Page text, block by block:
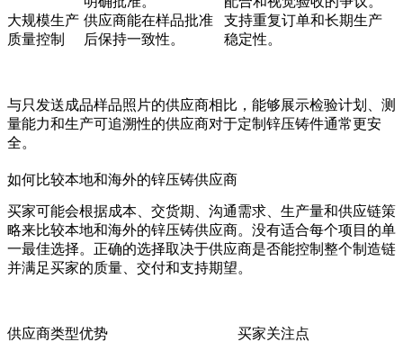
大规模生产
质量控制
供应商能在样品批准
后保持一致性。
支持重复订单和长期生产
稳定性。
与只发送成品样品照片的供应商相比，能够展示检验计划、测
量能力和生产可追溯性的供应商对于定制锌压铸件通常更安
全。
如何比较本地和海外的锌压铸供应商
买家可能会根据成本、交货期、沟通需求、生产量和供应链策
略来比较本地和海外的锌压铸供应商。没有适合每个项目的单
一最佳选择。正确的选择取决于供应商是否能控制整个制造链
并满足买家的质量、交付和支持期望。
供应商类型优势
买家关注点